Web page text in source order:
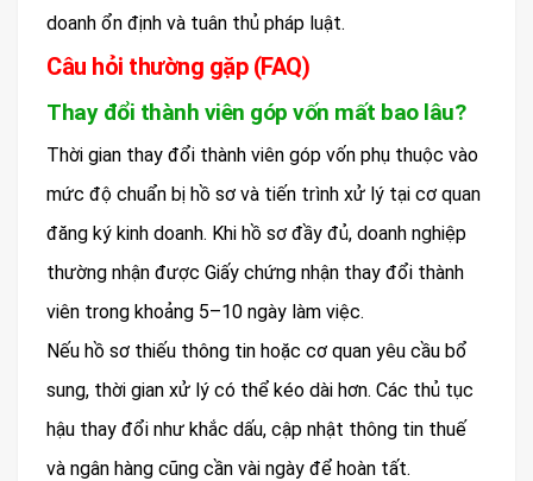
doanh ổn định và tuân thủ pháp luật.
Câu hỏi thường gặp (FAQ)
Thay đổi thành viên góp vốn mất bao lâu?
Thời gian thay đổi thành viên góp vốn phụ thuộc vào
mức độ chuẩn bị hồ sơ và tiến trình xử lý tại cơ quan
đăng ký kinh doanh. Khi hồ sơ đầy đủ, doanh nghiệp
thường nhận được Giấy chứng nhận thay đổi thành
viên trong khoảng 5–10 ngày làm việc.
Nếu hồ sơ thiếu thông tin hoặc cơ quan yêu cầu bổ
sung, thời gian xử lý có thể kéo dài hơn. Các thủ tục
hậu thay đổi như khắc dấu, cập nhật thông tin thuế
và ngân hàng cũng cần vài ngày để hoàn tất.